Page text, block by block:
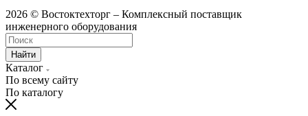
2026 © Востоктехторг – Комплексный поставщик
инженерного оборудования
Найти
Каталог
По всему сайту
По каталогу